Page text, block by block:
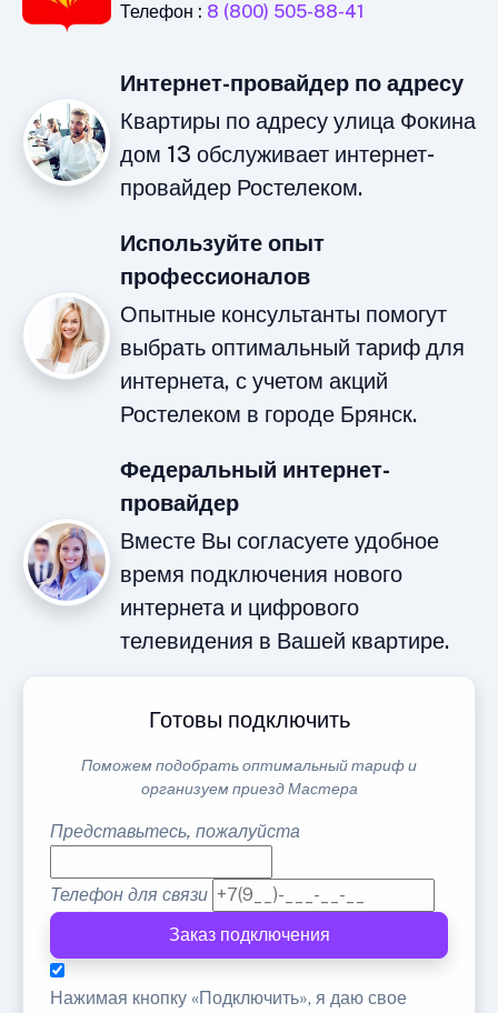
Телефон : 8 (800) 505-88-41
Интернет-провайдер по адресу
Квартиры по адресу улица Фокина
дом 13 обслуживает интернет-
провайдер Ростелеком.
Используйте опыт
профессионалов
Опытные консультанты помогут
выбрать оптимальный тариф для
интернета, с учетом акций
Ростелеком в городе Брянск.
Федеральный интернет-
провайдер
Вместе Вы согласуете удобное
время подключения нового
интернета и цифрового
телевидения в Вашей квартире.
Готовы подключить
Поможем подобрать оптимальный тариф и
организуем приезд Мастера
Представьтесь, пожалуйста
Телефон для связи
Заказ подключения
Нажимая кнопку «Подключить», я даю свое